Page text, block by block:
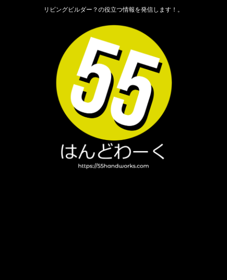
リビングビルダー？の役立つ情報を発信します！。